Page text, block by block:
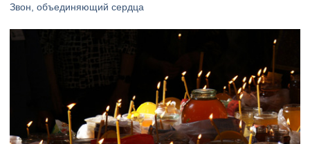
Звон, объединяющий сердца